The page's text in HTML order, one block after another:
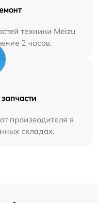
техники Meizu
2 часов.
производителя в
складах.